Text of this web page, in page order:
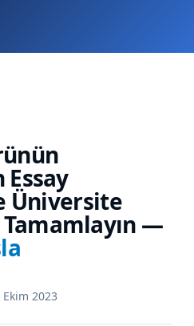
Üniversite
—
Ekim 2023